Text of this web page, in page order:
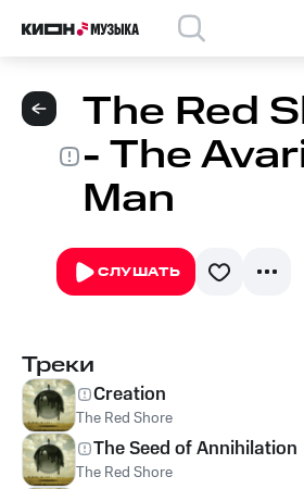
The Red
- The
Man
СЛУШАТЬ
Треки
Creation
The Red Shore
The Seed of Annihilation
The Red Shore